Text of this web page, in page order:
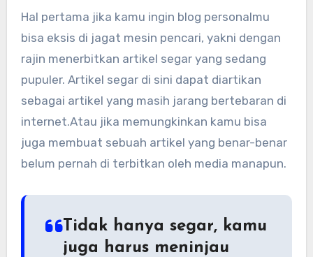
Hal pertama jika kamu ingin blog personalmu
bisa eksis di jagat mesin pencari, yakni dengan
rajin menerbitkan artikel segar yang sedang
pupuler. Artikel segar di sini dapat diartikan
sebagai artikel yang masih jarang bertebaran di
internet.Atau jika memungkinkan kamu bisa
juga membuat sebuah artikel yang benar-benar
belum pernah di terbitkan oleh media manapun.
Tidak hanya segar, kamu
juga harus meninjau